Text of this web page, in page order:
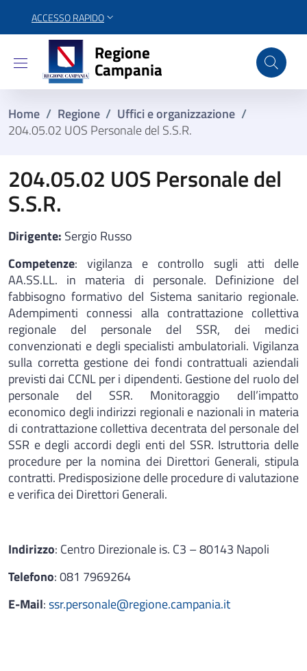
ACCESSO RAPIDO
Regione Campania
Regione
Campania
Home / Regione / Uffici e organizzazione /
204.05.02 UOS Personale del S.S.R.
204.05.02 UOS Personale del
S.S.R.
Dirigente: Sergio Russo
Competenze: vigilanza e controllo sugli atti delle
AA.SS.LL. in materia di personale. Definizione del
fabbisogno formativo del Sistema sanitario regionale.
Adempimenti connessi alla contrattazione collettiva
regionale del personale del SSR, dei medici
convenzionati e degli specialisti ambulatoriali. Vigilanza
sulla corretta gestione dei fondi contrattuali aziendali
previsti dai CCNL per i dipendenti. Gestione del ruolo del
personale del SSR. Monitoraggio dell’impatto
economico degli indirizzi regionali e nazionali in materia
di contrattazione collettiva decentrata del personale del
SSR e degli accordi degli enti del SSR. Istruttoria delle
procedure per la nomina dei Direttori Generali, stipula
contratti. Predisposizione delle procedure di valutazione
e verifica dei Direttori Generali.
Indirizzo: Centro Direzionale is. C3 – 80143 Napoli
Telefono: 081 7969264
E-Mail:ssr.personale@regione.campania.it